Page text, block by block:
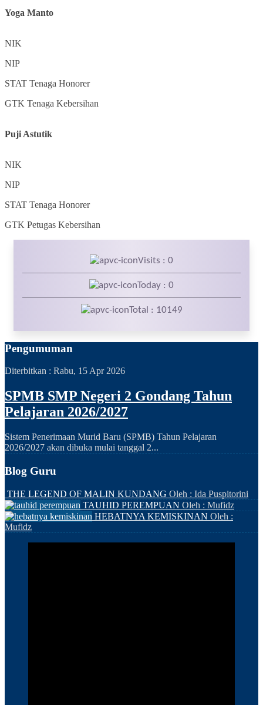
Yoga Manto
NIK
NIP
STAT Tenaga Honorer
GTK Tenaga Kebersihan
Puji Astutik
NIK
NIP
STAT Tenaga Honorer
GTK Petugas Kebersihan
Visits : 0
Today : 0
Total : 10149
Pengumuman
Diterbitkan : Rabu, 15 Apr 2026
SPMB SMP Negeri 2 Gondang Tahun
Pelajaran 2026/2027
Sistem Penerimaan Murid Baru (SPMB) Tahun Pelajaran
2026/2027 akan dibuka mulai tanggal 2...
Blog Guru
THE LEGEND OF MALIN KUNDANG Oleh : Ida Puspitorini
TAUHID PEREMPUAN Oleh : Mufidz
HEBATNYA KEMISKINAN Oleh :
Mufidz